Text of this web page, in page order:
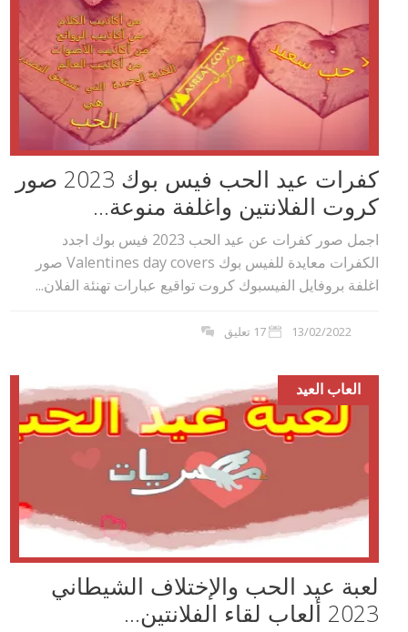
كفرات عيد الحب فيس بوك 2023 صور
كروت الفلانتين واغلفة منوعة...
اجمل صور كفرات عن عيد الحب 2023 فيس بوك اجدد
الكفرات معايدة للفيس بوك Valentines day covers صور
اغلفة بروفايل الفيسبوك كروت تواقيع عبارات تهنئة الفلان...
13/02/2022 17 تعليق
العاب العيد
لعبة عيد الحب والإختلاف الشيطاني
2023 ألعاب لقاء الفلانتين...